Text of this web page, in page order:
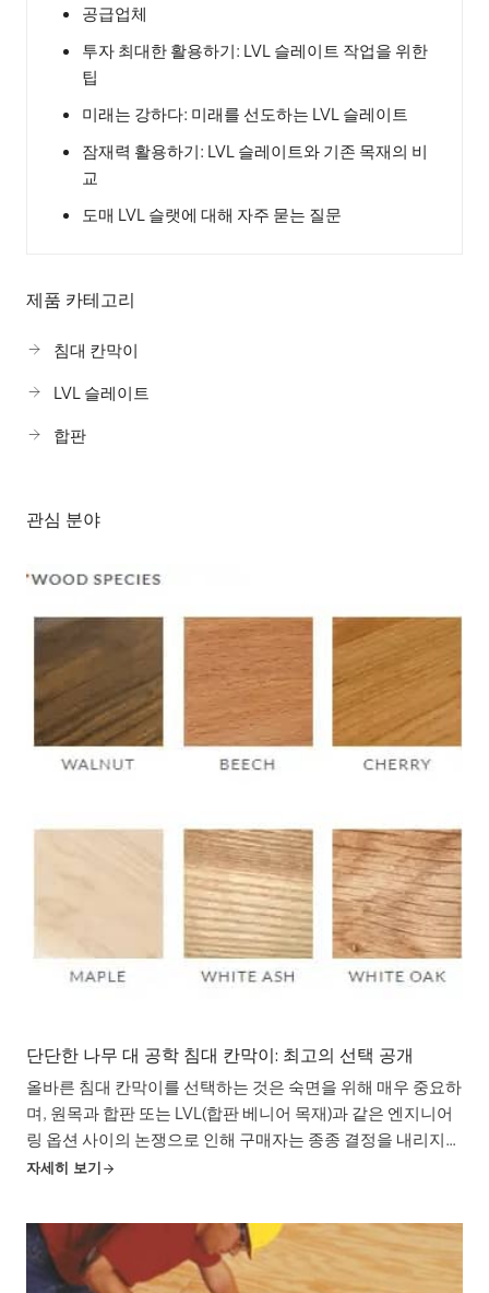
공급업체
투자 최대한 활용하기: LVL 슬레이트 작업을 위한
팁
미래는 강하다: 미래를 선도하는 LVL 슬레이트
잠재력 활용하기: LVL 슬레이트와 기존 목재의 비
교
도매 LVL 슬랫에 대해 자주 묻는 질문
제품 카테고리
침대 칸막이
LVL 슬레이트
합판
관심 분야
단단한 나무 대 공학 침대 칸막이: 최고의 선택 공개
올바른 침대 칸막이를 선택하는 것은 숙면을 위해 매우 중요하
며, 원목과 합판 또는 LVL(합판 베니어 목재)과 같은 엔지니어
링 옵션 사이의 논쟁으로 인해 구매자는 종종 결정을 내리지
못하고 뒤척이게 됩니다. 두 재료 모두 고유한 장점을 제공하
자세히 보기